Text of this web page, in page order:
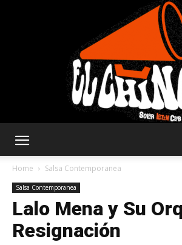
Latin
Home Salsa Contemporanea
Salsa Contemporanea
Lalo Mena y Su
Resignación